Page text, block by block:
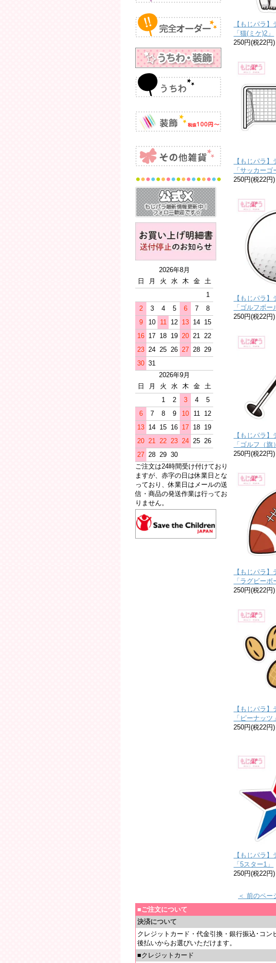
2026年8月
日
月 火 水 木 金
土
1
2
3 4 5 6 7
8
9
10 11 12 13 14 15
16 17 18 19 20 21 22
23 24 25 26 27 28 29
30 31
2026年9月
日
月 火 水 木 金
土
1
2 3 4
5
6
7 8 9 10 11
12
13 14 15 16 17 18 19
20 21 22 23 24 25 26
27 28 29 30
ご注文は24時間受け付けており
ますが、赤字の日は休業日とな
っており、休業日はメールの送
信・商品の発送作業は行ってお
りません。
【もじパラ
「猫(ミケ)2」
250円(税22円)
【もじパラ
「サッカーゴ
250円(税22円)
【もじパラ
「ゴルフボー
250円(税22円)
【もじパラ
「ゴルフ（旗
250円(税22円)
【もじパラ
「ラグビーボ
250円(税22円)
【もじパラ
「ピーナッツ」
250円(税22円)
【もじパラ
「5スター1」
250円(税22円)
＜ 前のペー
■ご注文について
決済について
クレジットカード・代金引換・銀行振込･コン
後払いからお選びいただけます。
■クレジットカード